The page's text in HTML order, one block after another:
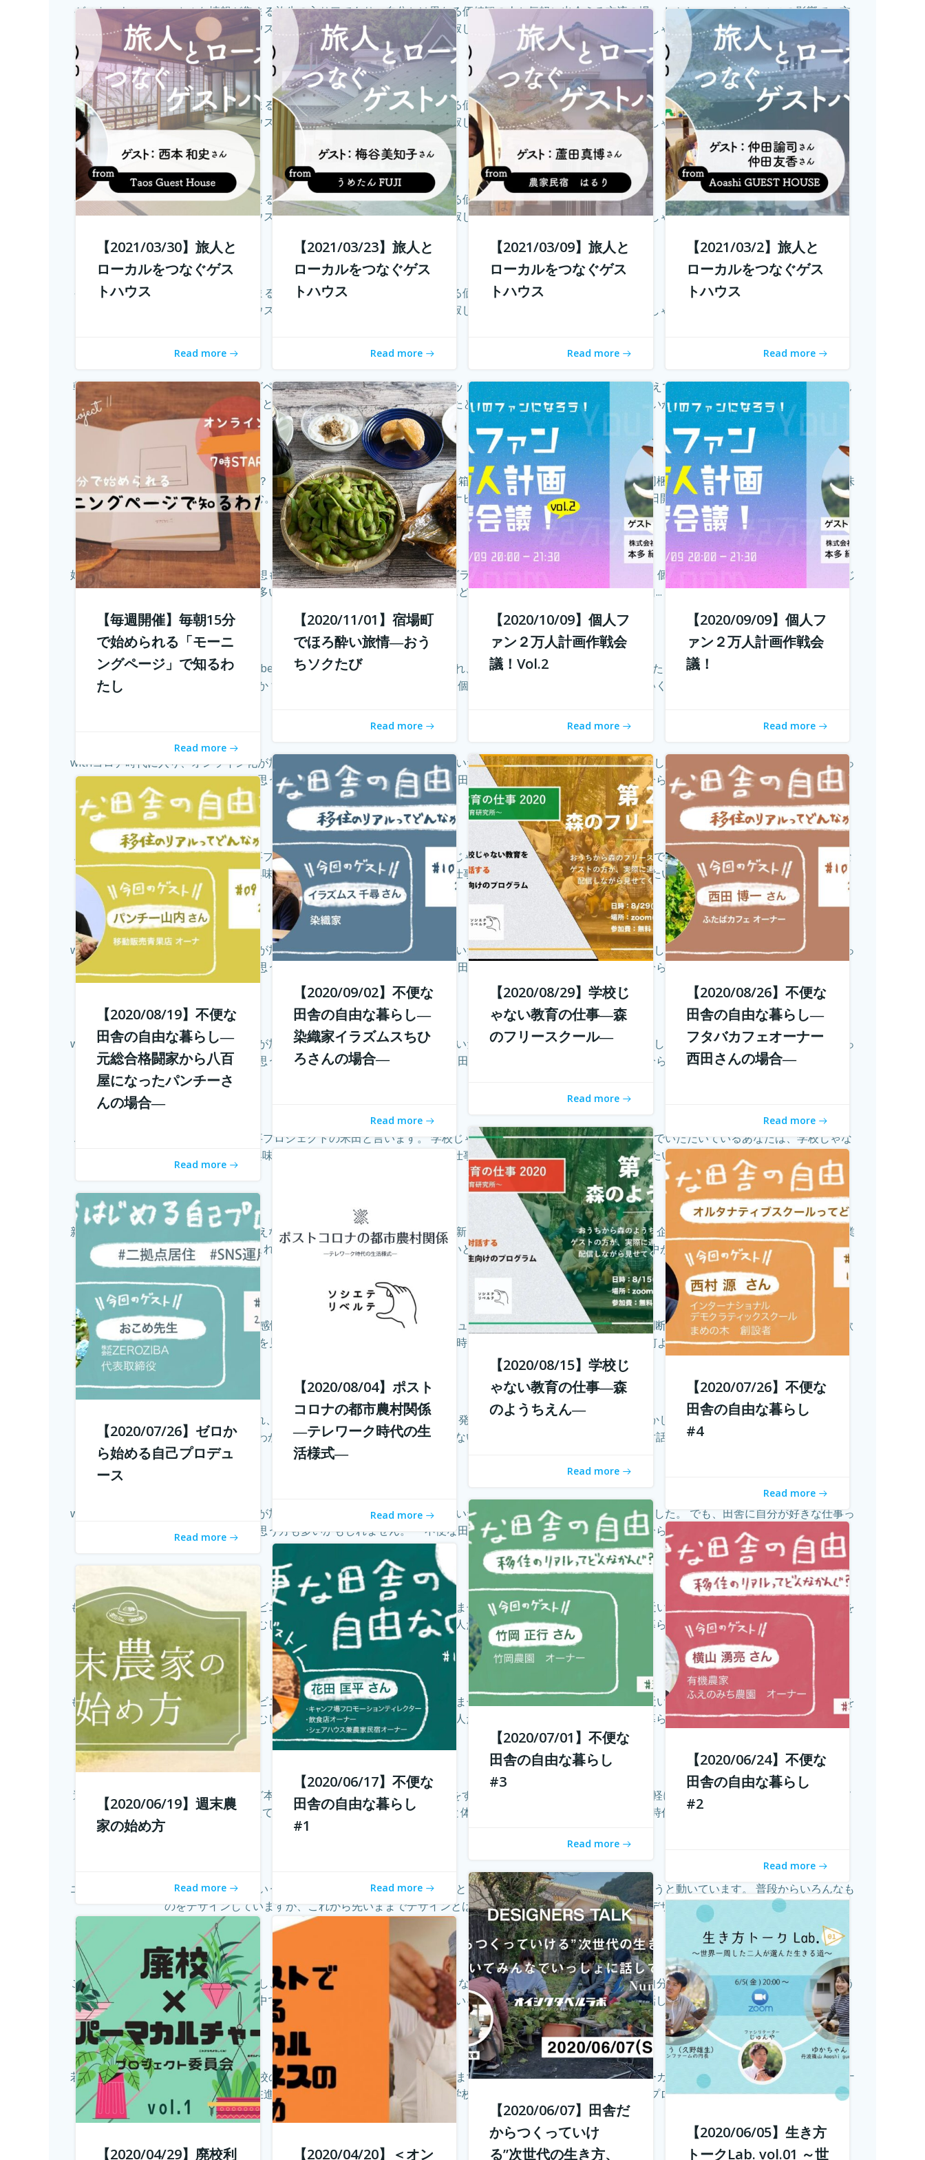
ゲストハウス。 ローカルな情報が集まる旅先の入り口であり、自分とは異なる価値観の人と気軽に出会える交流の場。 しかし、コロナウィルスの影響で、交
流できるゲストハウスに実際に行けることが少なくなり、寂しく感じている旅人もたくさんいらっしゃると...続きを読む
【2021/03/30】旅人と
ローカルをつなぐゲス
トハウス
Read more
ゲストハウス。 ローカルな情報が集まる旅先の入り口であり、自分とは異なる価値観の人と気軽に出会える交流の場。 しかし、コロナウィルスの影響で、交
流できるゲストハウスに実際に行けることが少なくなり、寂しく感じている旅人もたくさんいらっしゃると...続きを読む
【2021/03/23】旅人と
ローカルをつなぐゲス
トハウス
Read more
ゲストハウス。 ローカルな情報が集まる旅先の入り口であり、自分とは異なる価値観の人と気軽に出会える交流の場。 しかし、コロナウィルスの影響で、交
流できるゲストハウスに実際に行けることが少なくなり、寂しく感じている旅人もたくさんいらっしゃると...続きを読む
【2021/03/09】旅人と
ローカルをつなぐゲス
トハウス
Read more
ゲストハウス。 ローカルな情報が集まる旅先の入り口であり、自分とは異なる価値観の人と気軽に出会える交流の場。 しかし、コロナウィルスの影響で、交
流できるゲストハウスに実際に行けることが少なくなり、寂しく感じている旅人もたくさんいらっしゃると...
【2021/03/2】旅人と
ローカルをつなぐゲス
トハウス
Read more
朝の新しい習慣のご提案 「モーニングページで知るわたし」 朝、あなたはベッドで目覚めてからまずどんなことを考えていますか？ 「今日やることってなん
だったっけ？」「とりあえず用事を済ませないと」 起きたときに思い出すことのなかでどれくらいが「...続きを読む
【毎週開催】毎朝15分
で始められる「モーニ
ングページ」で知るわ
たし
Read more
「おうちソクたび」ってご存知ですか？ 旅先の魅力とごちそうが詰まった１箱がおうちに届く。「旅のしおり」も同梱されていて、それを見ながら、旅の味
をおうちで楽しむ。そしてオンラインでつないで、旅のナビゲーターから現地案内。 その11月1日開催...続きを読む
【2020/11/01】宿場町
でほろ酔い旅情―おう
ちソクたび
Read more
好評につき第2弾開催！ 10年前では予想もつかなかったyoutuberやインスタグラマーという職業が現れ、組織ではなく個人の時代になってきたことを薄々感じ
ている方も多いのではないでしょうか？ 企業はどんどんAIに仕事を奪われ、個人がいかに自... 続きを読む
【2020/10/09】個人フ
ァン２万人計画作戦会
議！Vol.2
Read more
10年前では予想もつかなかったyoutuberやインスタグラマーという職業が現れ、組織ではなく個人の時代になってきたことを薄々感じている方も多いのでは
ないでしょうか？ 企業はどんどんAIに仕事を奪われ、個人がいかに自分のファンを増やしていく...
【2020/09/09】個人フ
ァン２万人計画作戦会
議！
Read more
withコロナ時代に入り、オンライン化が加速化することで、不便だと思われていた田舎も、不便に感じなくなってきました。 でも、田舎に自分が好きな仕事っ
てあるの？そう思う方も多いかもしれません。 「不便な田舎の自由な暮らし」では、田舎で自分らし... 続きを読む
【2020/09/02】不便な
田舎の自由な暮らし―
染織家イラズムスちひ
ろさんの場合―
Read more
こんにちは！ 学校じゃない教育の仕事プロジェクトの米田と言います。 学校じゃない教育の仕事プロジェクト 今読んでいただいているあなたは、学校じゃな
い教育の仕事に興味がありますか？ 子どもを対象とした仕事をしたいけど、『学校の先生になりたい？... 続きを読む
【2020/08/29】学校じ
ゃない教育の仕事―森
のフリースクール―
Read more
withコロナ時代に入り、オンライン化が加速化することで、不便だと思われていた田舎も、不便に感じなくなってきました。 でも、田舎に自分が好きな仕事っ
てあるの？そう思う方も多いかもしれません。 「不便な田舎の自由な暮らし」では、田舎で自分らし...
【2020/08/26】不便な
田舎の自由な暮らし―
フタバカフェオーナー
西田さんの場合―
Read more
withコロナ時代に入り、オンライン化が加速化することで、不便だと思われていた田舎も、不便に感じなくなってきました。 でも、田舎に自分が好きな仕事っ
てあるの？そう思う方も多いかもしれません。 「不便な田舎の自由な暮らし」では、田舎で自分らし... 続きを読む
【2020/08/19】不便な
田舎の自由な暮らし―
元総合格闘家から八百
屋になったパンチーさ
んの場合―
Read more
こんにちは！ 学校じゃない教育の仕事プロジェクトの米田と言います。 学校じゃない教育の仕事プロジェクト 今読んでいただいているあなたは、学校じゃな
い教育の仕事に興味がありますか？ 子どもを対象とした仕事をしたいけど、『学校の先生になりたい？...
【2020/08/15】学校じ
ゃない教育の仕事―森
のようちえん―
Read more
新型コロナウィルスの拡大に収束が見えない中、私たちはそれと共に暮らす「新しい生活様式」を求められています。 企業ではテレワークが進み、大学の授業
もオンライン化。これまでインターネットは場所を選ばないと言われつつ、東京首都圏への一極集中が進ん...続きを読む
【2020/08/04】ポスト
コロナの都市農村関係
―テレワーク時代の生
活様式―
Read more
子供たちに、その時々の自分の体調や感情に目を向けながら、周りの人とコミュニケーションをとり、自分で考え、判断し、そして決断できるようになって欲
しい。 好きなことを見つけたら、とことんまで没頭できる時間と環境を与えてあげたい。 そして何よりも...続きを読む
【2020/07/26】不便な
田舎の自由な暮らし
#4
Read more
現代社会では「個人の時代」と言われ、SNSを通じて誰でもコスト0円で自己発信できるようになってきました。 しかし、何を発信したらいいのかわからな
い、自分の個性がわからないと感じている方も多いのではないでしょうか？ そこで今回は、自己対話を通...続きを読む
【2020/07/26】ゼロか
ら始める自己プロデュ
ース
Read more
withコロナ時代に入り、オンライン化が加速化することで、不便だと思われていた田舎も、不便に感じなくなってきました。 でも、田舎に自分が好きな仕事っ
てあるの？そう思う方も多いかもしれません。 「不便な田舎の自由な暮らし」では、田舎で自分らし...
続きを読む
【2020/07/01】不便な
田舎の自由な暮らし
#3
Read more
もしかして田舎のことを、遠いしコンビニないし仕事も無いし、なんて思ってませんか？ 兵庫県丹波地域は「都会に近い田舎」、住んでみるとあんがい不便を
感じない。いや、むしろ不便を楽しみ、自由に生きている人たちがいる。 「不便な田舎の自由な暮らし」...続きを読む
【2020/06/24】不便な
田舎の自由な暮らし
#2
Read more
もしかして田舎のことを、遠いしコンビニないし仕事も無いし、なんて思ってませんか？ 兵庫県丹波地域は「都会に近い田舎」、住んでみるとあんがい不便を
感じない。いや、むしろ不便を楽しみ、自由に生きている人たちがいる。 「不便な田舎の自由な暮らし」...続きを読む
【2020/06/17】不便な
田舎の自由な暮らし
#1
Read more
週末農業とは、サラリーマンやOLなど本業を持っている人が、週末だけ農業をすることです。 仕事を持っていても気軽に農業体験ができます。 週末農業のメ
リットは、採れたての野菜を食べられること、そして心と体が自然に癒されること。 コロナ禍で時代が... 続きを読む
【2020/06/19】週末農
家の始め方
Read more
エイイチです。オイシクタベルラボというコミュニケーションデザインを主体としたあらゆるコトをデザインしていこうと動いています。 普段からいろんなも
のをデザインしていますが、これから先いままでデザインとはまったく関わりのなかった人たちもデザイン...続きを読む
【2020/06/07】田舎だ
からつくっていけ
る”次世代の生き方、
これからの生き方についてみんなで話し、考える場、生き方トークLab. なんとなく決めた仕事や住む場所、それって自分が今も本当に求めているものでしょう
か。コロナ禍の中で自分の生き方を考え直している人もいるかと思います。 人は人と出会い、話し、...続きを読む
【2020/06/05】生き方
トークLab. vol.01 ～世
若年人口の減少に直面する地域では学校の統廃合が相次ぎ、廃校が増加しています。 その中で、丹波市でカフェ・ベーカリーを営む市島製パン研究所のオーナ
ー 三澤さんが現在進行中で丹波市青垣町にある旧遠坂小学校を廃校利活用させ、地域活性させるプロジェ...続きを読む
【2020/04/29】廃校利 【2020/04/20】＜オン